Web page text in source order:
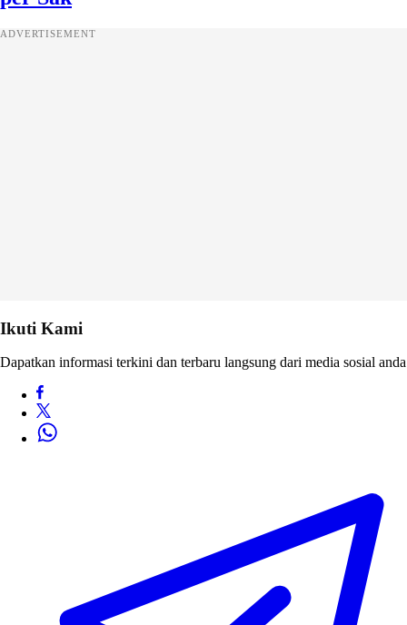
ADVERTISEMENT
Ikuti Kami
Dapatkan informasi terkini dan terbaru langsung dari media sosial anda